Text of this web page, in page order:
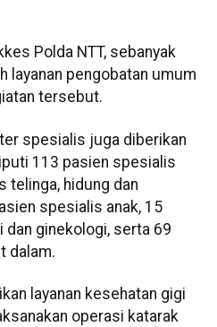
Polda NTT, sebanyak
layanan pengobatan umum
tersebut.
spesialis juga diberikan
113 pasien spesialis
telinga, hidung dan
spesialis anak, 15
ginekologi, serta 69
dalam.
layanan kesehatan gigi
operasi katarak